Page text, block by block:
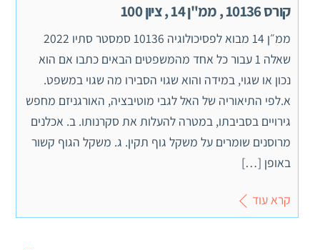
קורס 10136 , ממ"ן 14 , ציון 100
ממ״ן 14 מבוא לפסיכולוגיה 10136 סמסטר סתיו 2022
שאלה 1 עבור כל אחד מהמשפטים הבאים כתבו אם הוא
נכון או שגוי, במידה והוא שגוי הסבירו מה שגוי במשפט.
א.לפי התיאוריה של האל לגבי מוטיבציה, האורגניזם מחפש
גירויים בסביבתו, במטרה להעלות את סקרנותו. ב. אכלנים
מרוסנים שומרים על משקל גוף תקין. ג. משקל הגוף קשור
באופן […]
קרא עוד